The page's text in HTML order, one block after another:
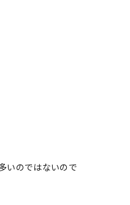
いのではないので